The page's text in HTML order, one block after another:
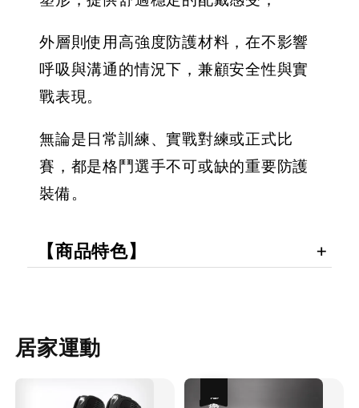
外層則使用高強度防護材料，在不影響
呼吸與溝通的情況下，兼顧安全性與實
戰表現。
無論是日常訓練、實戰對練或正式比
賽，都是格鬥選手不可或缺的重要防護
裝備。
【商品特色】
居家運動